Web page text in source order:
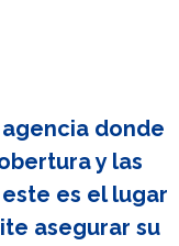
donde
y las
es el lugar
asegurar su